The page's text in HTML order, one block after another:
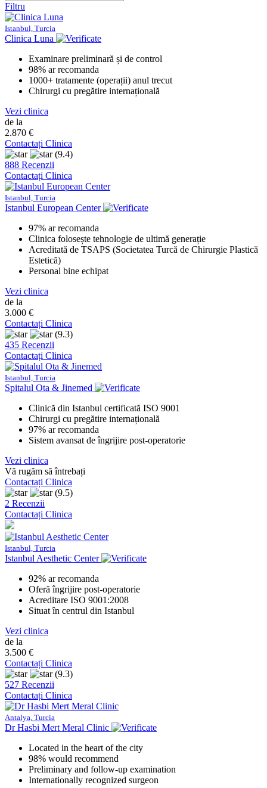
Filtru
Istanbul, Turcia
Clinica Luna
Examinare preliminară și de control
98% ar recomanda
1000+ tratamente (operații) anul trecut
Chirurgi cu pregătire internațională
Vezi clinica
de la
2.870 €
Contactați Clinica
(9.4)
888 Recenzii
Contactați Clinica
Istanbul, Turcia
Istanbul European Center
97% ar recomanda
Clinica folosește tehnologie de ultimă generație
Acreditată de TSAPS (Societatea Turcă de Chirurgie Plastică
Estetică)
Personal bine echipat
Vezi clinica
de la
3.000 €
Contactați Clinica
(9.3)
435 Recenzii
Contactați Clinica
Istanbul, Turcia
Spitalul Ota & Jinemed
Clinică din Istanbul certificată ISO 9001
Chirurgi cu pregătire internațională
97% ar recomanda
Sistem avansat de îngrijire post-operatorie
Vezi clinica
Vă rugăm să întrebați
Contactați Clinica
(9.5)
2 Recenzii
Contactați Clinica
Istanbul, Turcia
Istanbul Aesthetic Center
92% ar recomanda
Oferă îngrijire post-operatorie
Acreditare ISO 9001:2008
Situat în centrul din Istanbul
Vezi clinica
de la
3.500 €
Contactați Clinica
(9.3)
527 Recenzii
Contactați Clinica
Antalya, Turcia
Dr Hasbi Mert Meral Clinic
Located in the heart of the city
98% would recommend
Preliminary and follow-up examination
Internationally recognized surgeon